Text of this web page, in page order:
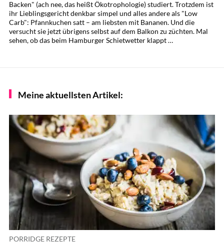
Backen" (ach nee, das heißt Ökotrophologie) studiert. Trotzdem ist
ihr Lieblingsgericht denkbar simpel und alles andere als "Low
Carb": Pfannkuchen satt – am liebsten mit Bananen. Und die
versucht sie jetzt übrigens selbst auf dem Balkon zu züchten. Mal
sehen, ob das beim Hamburger Schietwetter klappt …
Meine aktuellsten Artikel:
PORRIDGE REZEPTE